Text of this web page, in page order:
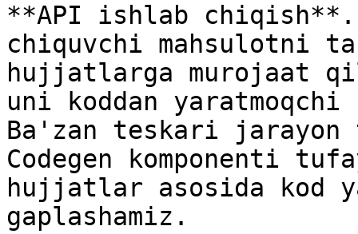
**API ishlab chiqish**.
chiquvchi mahsulotni
hujjatlarga murojaat
uni koddan
Ba'zan teskari
Codegen komponenti
hujjatlar asosida kod
gaplashamiz.